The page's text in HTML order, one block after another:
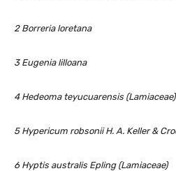
2 Borreria loretana
3 Eugenia lilloana
4 Hedeoma teyucuarensis (Lamiaceae)
5 Hypericum robsonii H. A. Keller &
6 Hyptis australis Epling (Lamiaceae)